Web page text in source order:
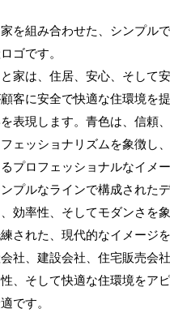
を組み合わせた、シンプル
ゴです。
家は、住居、安心、そして
客に安全で快適な住環境を
表現します。青色は、信頼、
ェッショナリズムを象徴し
プロフェッショナルなイメ
プルなラインで構成された
効率性、そしてモダンさを
された、現代的なイメージ
社、建設会社、住宅販売会
、そして快適な住環境をア
です。